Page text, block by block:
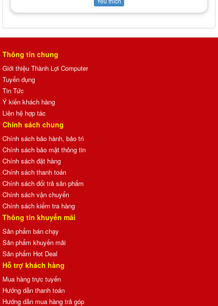
Thông tin chung
Giới thiệu Thành Lợi Computer
Tuyển dụng
Tin Tức
Ý kiến khách hàng
Liên hệ hợp tác
Chính sách chung
Chính sách bảo hành, bảo trì
Chính sách bảo mật thông tin
Chính sách đặt hàng
Chính sách thanh toán
Chính sách đổi trả sản phẩm
Chính sách vận chuyển
Chính sách kiểm tra hàng
Thông tin khuyến mãi
Sản phẩm bán chạy
Sản phẩm khuyến mãi
Sản phẩm Hot Deal
Hỗ trợ khách hàng
Mua hàng trực tuyến
Hướng dẫn thanh toán
Hướng dẫn mua hàng trả góp